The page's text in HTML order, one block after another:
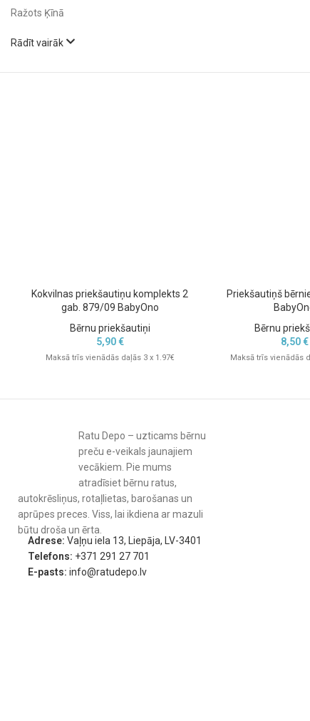
Ražots Ķīnā
Rādīt vairāk
Kokvilnas priekšautiņu komplekts 2
gab. 879/09 BabyOno
Bērnu priekšautiņi
5,90€
Maksā trīs vienādās daļās 3 x 1.97€
Priekšautiņš
Bērnu
8,50€
Maksā trīs vienādās
Ratu Depo – uzticams bērnu
preču e-veikals jaunajiem
vecākiem. Pie mums
atradīsiet bērnu ratus,
autokrēsliņus, rotaļlietas, barošanas un
aprūpes preces. Viss, lai ikdiena ar mazuli
būtu droša un ērta.
Adrese: Vaļņu iela 13, Liepāja, LV-3401
Telefons: +371 291 27 701
E-pasts: info@ratudepo.lv